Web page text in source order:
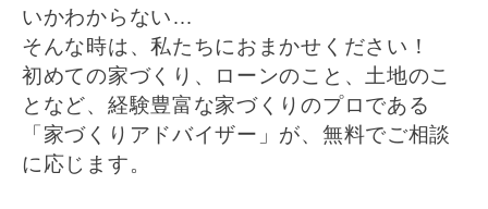
いかわからない…
そんな時は、私たちにおまかせください！
初めての家づくり、ローンのこと、土地のこ
となど、 経験豊富な家づくりのプロである
「家づくりアドバイザー」が、無料でご相談
に応じます。